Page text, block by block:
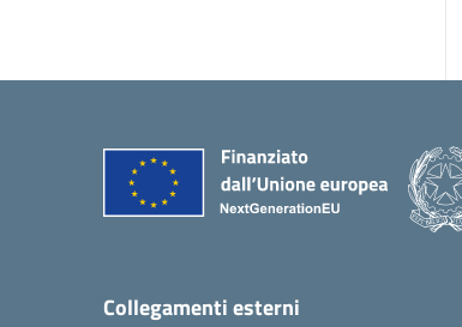
Collegamenti esterni